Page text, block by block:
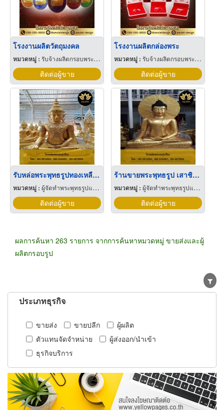
โรงงานผลิตวัตถุมงคล
หมวดหมู่ : รับจ้างผลิตกรอบพระเครื่องและวัตถุมงคล
ติดต่อผู้ขาย
โรงงานผลิตกล่องพระ
หมวดหมู่ : รับจ้างผลิตกรอบพระเครื่องและวัตถุมงคล
ติดต่อผู้ขาย
รับหล่อพระพุทธรูปทองเหลืองตามแบบ
หมวดหมู่ : ผู้จัดทำพระพุทธรูปและเหรียญ
ติดต่อผู้ขาย
ร้านขายพระพุทธรูป เสาชิงช้า
หมวดหมู่ :ผู้จัดทำพระพุทธรูปและเหรียญ
ติดต่อผู้ขาย
ผลการค้นหา 263 รายการ จากการค้นหาหมวดหมู่ ขายส่งและผู้
ผลิตกรอบรูป
ประเภทธุรกิจ
ขายส่ง ขายปลีก
ผู้ผลิต
ตัวแทนจัดจำหน่าย
ผู้ส่งออก/นำเข้า
ธุรกิจบริการ